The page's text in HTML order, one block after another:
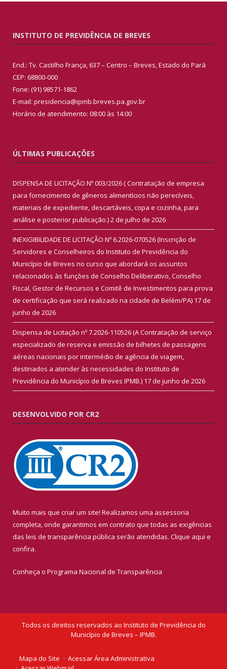
INSTITUTO DE PREVIDÊNCIA DE BREVES
End.: Tv. Castilho França, 637 – Centro – Breves, Estado do Pará
CEP: 68800-000
Fone: (91) 98571-1862
E-mail: presidencia@ipmb.breves.pa.gov.br
Horário de atendimento: 08:00 às 14:00
ÚLTIMAS PUBLICAÇÕES
DISPENSA DE LICITAÇÃO Nº 003/2026 ( Contratação de empresa
para fornecimento de gêneros alimentícios não perecíveis,
materiais de expediente, descartáveis, copa e cozinha, para
análise e posterior publicação.)2 de julho de 2026
INEXIGIBILIDADE DE LICITAÇÃO Nº 6.2026-070526 (Inscrição de
Servidores e Conselheiros do Instituto de Previdência do
Município de Breves no curso que abordará os assuntos
relacionados às funções de Conselho Deliberativo, Conselho
Fiscal, Gestor de Recursos e Comitê de Investimentos para prova
de certificação que será realizado na cidade de Belém/PA) 17 de
junho de 2026
Dispensa de Licitação nº 7.2026-110526 (A Contratação de serviço
especializado de reserva e emissão de bilhetes de passagens
aéreas nacionais por intermédio de agência de viagem,
destinados a atender às necessidades do Instituto de
Previdência do Município de Breves IPMB.) 17 de junho de 2026
DESENVOLVIDO POR CR2
Muito mais que criar um site! Realizamos uma assessoria
completa, onde garantimos em contrato que todas as exigências
das leis de transparência pública serão atendidas. Clique aqui e
confira.
Conheça o Programa Nacional de Transparência
Todos os direitos reservados ao Instituto de Previdência do
Município de Breves – IPMB.
Mapa do Site
Acessar Área Administrativa